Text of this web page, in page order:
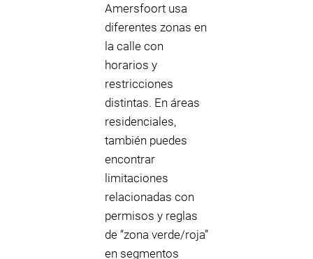
Amersfoort usa
diferentes zonas en
la calle con
horarios y
restricciones
distintas. En áreas
residenciales,
también puedes
encontrar
limitaciones
relacionadas con
permisos y reglas
de “zona verde/roja”
en segmentos